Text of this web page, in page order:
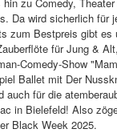
Da wird sicherlich für
zum Bestpreis gibt es
für Jung &
Comedy-Show
Ballet mit Der
auch für die
in Bielefeld! Also
Black Week 2025.